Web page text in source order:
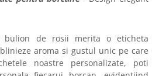
bulion de rosii merita o eticheta
aroma si gustul unic pe care
noastre personalizate, poti